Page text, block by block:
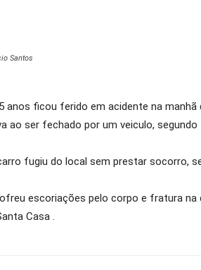
Santos
anos ficou ferido em acidente na
ao ser fechado por um veiculo,
fugiu do local sem prestar socorro,
escoriações pelo corpo e fratura na
Casa .